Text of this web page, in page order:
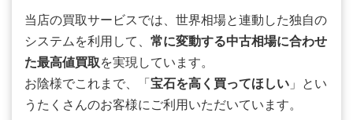
当店の買取サービスでは、世界相場と連動した独自の
システムを利用して、 常に変動する中古相場に合わせ
た最高値買取を実現しています。
お陰様でこれまで、「 宝石を高く買ってほしい 」とい
うたくさんのお客様にご利用いただいています。